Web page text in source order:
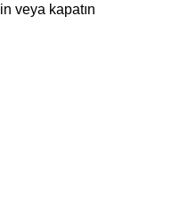
veya kapatın